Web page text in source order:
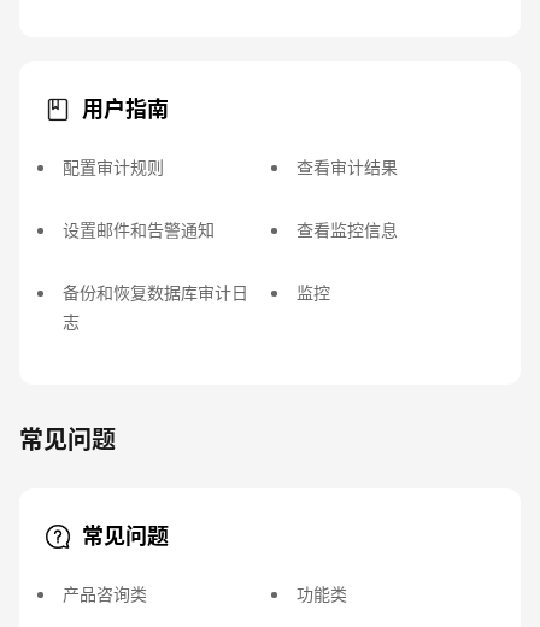
用户指南
配置审计规则 查看审计结果
设置邮件和告警通知 查看监控信息
备份和恢复数据库审计日
志
监控
常见问题
常见问题
产品咨询类 功能类